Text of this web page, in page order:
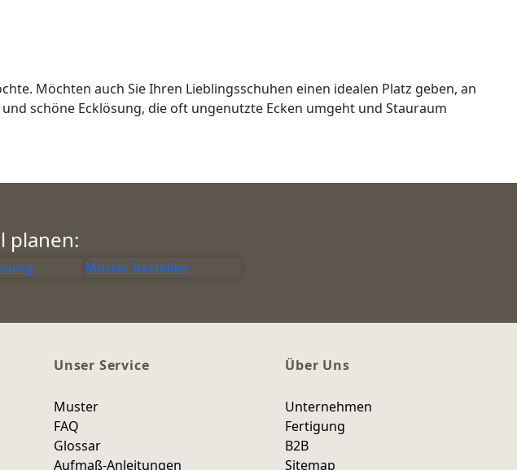
Möchten auch Sie Ihren Lieblingsschuhen einen idealen Platz geben, an
schöne Ecklösung, die oft ungenutzte Ecken umgeht und Stauraum
planen:
Muster bestellen
Unser Service
Muster
FAQ
Glossar
Aufmaß-Anleitungen
Über Uns
Unternehmen
Fertigung
B2B
Sitemap